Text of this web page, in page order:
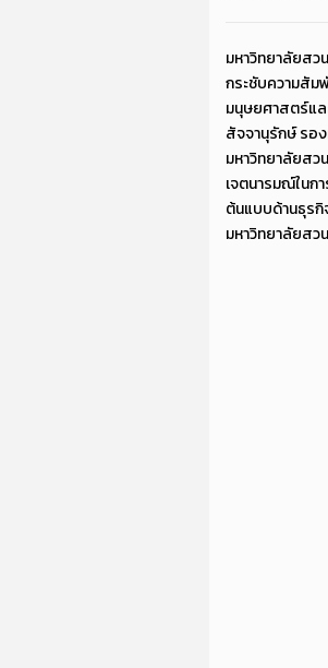
มหาวิทยาลัยส
กระชับความสัม
มนุษยศาสตร์แ
สัจจานุรักษ์ รอ
มหาวิทยาลัยสว
เจตนารมณ์ในก
ต้นแบบด้านธุรกิ
มหาวิทยาลัยส